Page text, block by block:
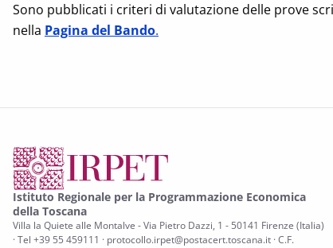
Sono pubblicati i criteri di valutazione delle prove
nella Pagina del Bando.
Istituto Regionale per la Programmazione Economica
della Toscana
Villa la Quiete alle Montalve - Via Pietro Dazzi, 1 - 50141 Firenze (Italia)
· Tel +39 55 459111 · protocollo.irpet@postacert.toscana.it · C.F.